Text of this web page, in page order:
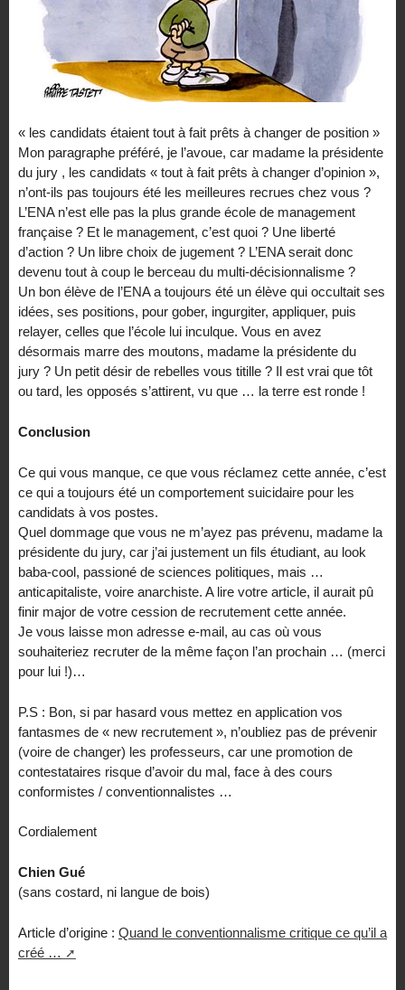
« les candidats étaient tout à fait prêts à changer de position »
Mon paragraphe préféré, je l’avoue, car madame la présidente
du jury , les candidats « tout à fait prêts à changer d’opinion »,
n’ont-ils pas toujours été les meilleures recrues chez vous ?
L’ENA n’est elle pas la plus grande école de management
française ? Et le management, c’est quoi ? Une liberté
d’action ? Un libre choix de jugement ? L’ENA serait donc
devenu tout à coup le berceau du multi-décisionnalisme ?
Un bon élève de l’ENA a toujours été un élève qui occultait ses
idées, ses positions, pour gober, ingurgiter, appliquer, puis
relayer, celles que l’école lui inculque. Vous en avez
désormais marre des moutons, madame la présidente du
jury ? Un petit désir de rebelles vous titille ? Il est vrai que tôt
ou tard, les opposés s’attirent, vu que … la terre est ronde !
Conclusion
Ce qui vous manque, ce que vous réclamez cette année, c’est
ce qui a toujours été un comportement suicidaire pour les
candidats à vos postes.
Quel dommage que vous ne m’ayez pas prévenu, madame la
présidente du jury, car j’ai justement un fils étudiant, au look
baba-cool, passioné de sciences politiques, mais …
anticapitaliste, voire anarchiste. A lire votre article, il aurait pû
finir major de votre cession de recrutement cette année.
Je vous laisse mon adresse e-mail, au cas où vous
souhaiteriez recruter de la même façon l’an prochain … (merci
pour lui !)…
P.S : Bon, si par hasard vous mettez en application vos
fantasmes de « new recrutement », n’oubliez pas de prévenir
(voire de changer) les professeurs, car une promotion de
contestataires risque d’avoir du mal, face à des cours
conformistes / conventionnalistes …
Cordialement
Chien Gué
(sans costard, ni langue de bois)
Article d’origine : Quand le conventionnalisme critique ce qu’il a
créé …